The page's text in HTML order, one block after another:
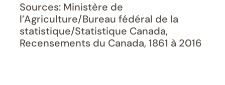
Sources: Ministère de
l’Agriculture/Bureau fédéral de la
statistique/Statistique Canada,
Recensements du Canada, 1861 à 2016